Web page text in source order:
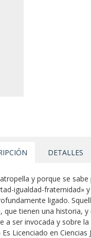
DETALLES
y porque se
igualdad-fraternidad»
ligado.
tienen una historia,
ser invocada y sobre
Licenciado en